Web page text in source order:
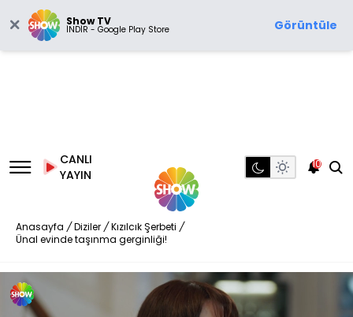
Show TV
İNDİR - Google Play Store Görüntüle
CANLI
YAYIN
10
Anasayfa / Diziler / Kızılcık Şerbeti /
Ünal evinde taşınma gerginliği!